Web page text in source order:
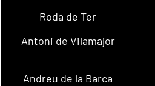
Roda de Ter
Antoni de Vilamajor
Andreu de la Barca